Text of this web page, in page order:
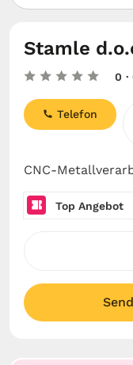
Stamle
0
CNC-
Telefon
Top Angebot